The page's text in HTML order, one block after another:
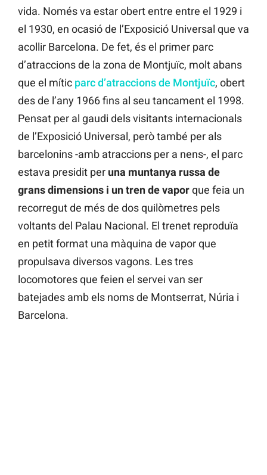
vida. Només va estar obert entre entre el 1929 i
el 1930, en ocasió de l’Exposició Universal que va
acollir Barcelona. De fet, és el primer parc
d’atraccions de la zona de Montjuïc, molt abans
que el mític parc d’atraccions de Montjuïc, obert
des de l’any 1966 fins al seu tancament el 1998.
Pensat per al gaudi dels visitants internacionals
de l’Exposició Universal, però també per als
barcelonins -amb atraccions per a nens-, el parc
estava presidit per una muntanya russa de
grans dimensions i un tren de vaporque feia un
recorregut de més de dos quilòmetres pels
voltants del Palau Nacional. El trenet reproduïa
en petit format una màquina de vapor que
propulsava diversos vagons. Les tres
locomotores que feien el servei van ser
batejades amb els noms de Montserrat, Núria i
Barcelona.